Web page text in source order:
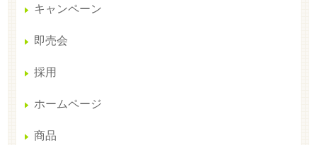
キャンペーン
即売会
採用
ホームページ
商品